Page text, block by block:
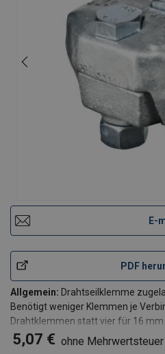
E-
PDF
Allgemein: Drahtseilklemme
Benötigt weniger Klemmen je
Drahtklemmen statt vier für 16 mm
symmetrischen Aufbaus nicht
5,07 € ohne Mehrwertsteuer